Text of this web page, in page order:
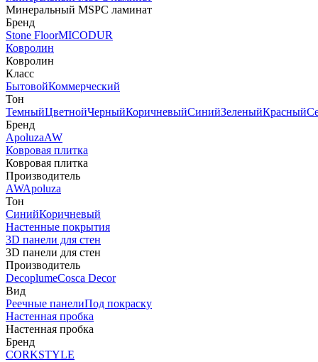
Минеральный MSPC ламинат
Бренд
Stone FloorMICODUR
Ковролин
Ковролин
Класс
БытовойКоммерческий
Тон
ТемныйЦветнойЧерныйКоричневыйСинийЗеленыйКрасный
Бренд
ApoluzaAW
Ковровая плитка
Ковровая плитка
Производитель
AWApoluza
Тон
СинийКоричневый
Настенные покрытия
3D панели для стен
3D панели для стен
Производитель
DecoplumeCosca Decor
Вид
Реечные панелиПод покраску
Настенная пробка
Настенная пробка
Бренд
CORKSTYLE